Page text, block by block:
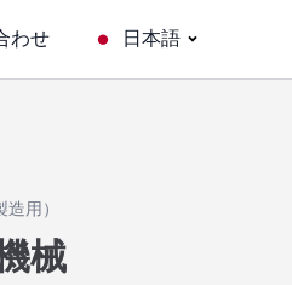
わせ 日本語
用）
械